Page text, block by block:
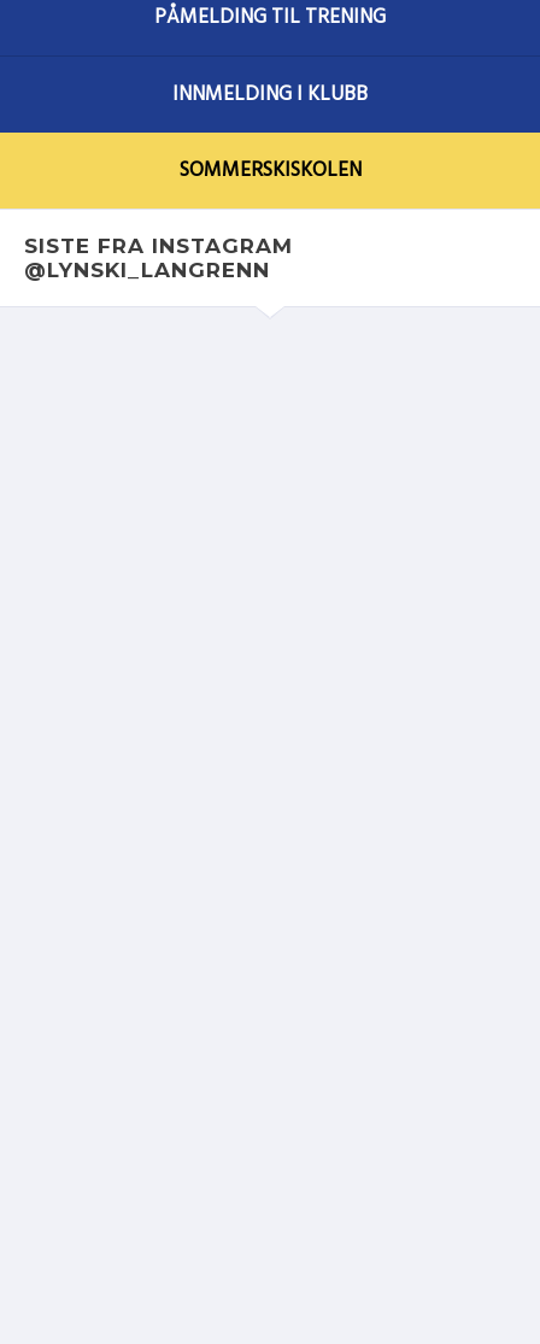
PÅMELDING TIL TRENING
INNMELDING I KLUBB
SOMMERSKISKOLEN
SISTE FRA INSTAGRAM
@LYNSKI_LANGRENN